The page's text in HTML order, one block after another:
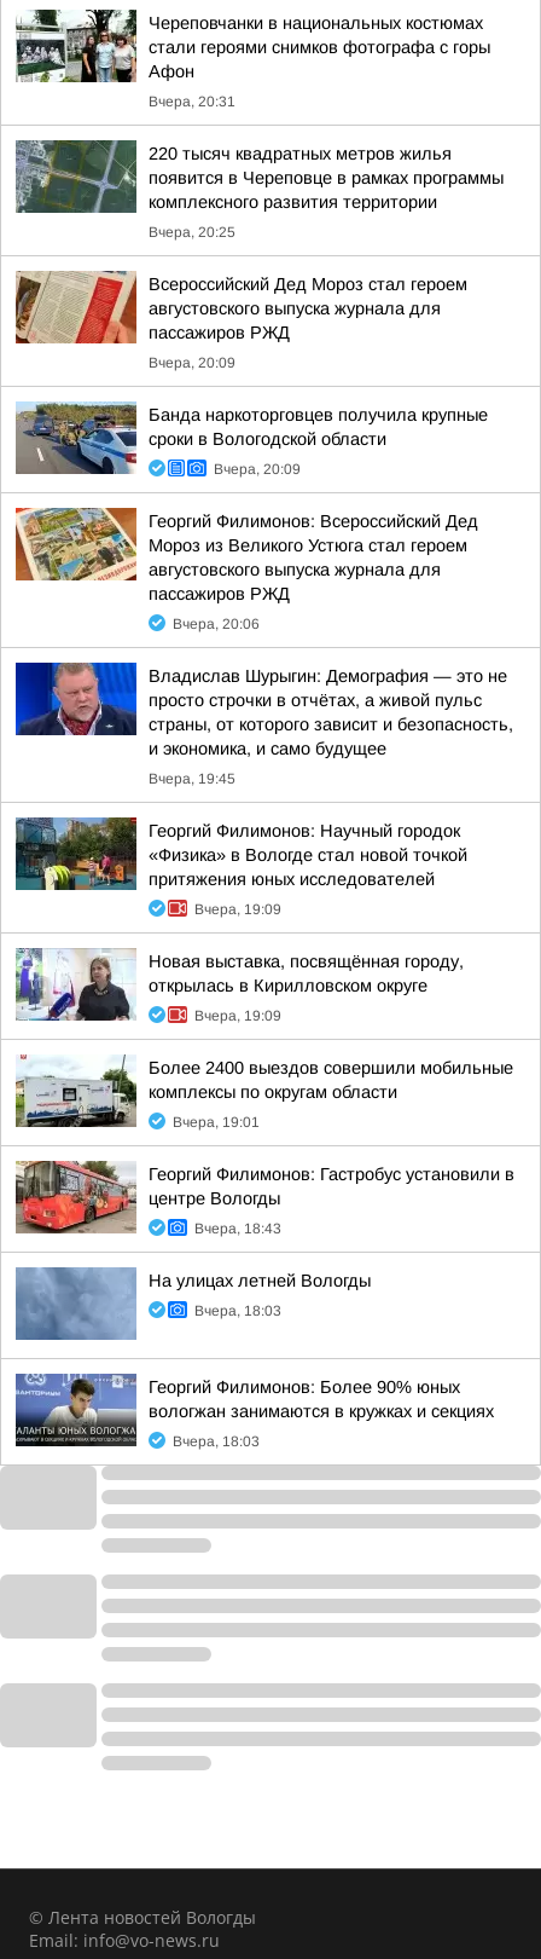
Череповчанки в национальных костюмах
стали героями снимков фотографа с горы
Афон
Вчера, 20:31
220 тысяч квадратных метров жилья
появится в Череповце в рамках программы
комплексного развития территории
Вчера, 20:25
Всероссийский Дед Мороз стал героем
августовского выпуска журнала для
пассажиров РЖД
Вчера, 20:09
Банда наркоторговцев получила крупные
сроки в Вологодской области
Вчера, 20:09
Георгий Филимонов: Всероссийский Дед
Мороз из Великого Устюга стал героем
августовского выпуска журнала для
пассажиров РЖД
Вчера, 20:06
Владислав Шурыгин: Демография — это не
просто строчки в отчётах, а живой пульс
страны, от которого зависит и безопасность,
и экономика, и само будущее
Вчера, 19:45
Георгий Филимонов: Научный городок
«Физика» в Вологде стал новой точкой
притяжения юных исследователей
Вчера, 19:09
Новая выставка, посвящённая городу,
открылась в Кирилловском округе
Вчера, 19:09
Более 2400 выездов совершили мобильные
комплексы по округам области
Вчера, 19:01
Георгий Филимонов: Гастробус установили в
центре Вологды
Вчера, 18:43
На улицах летней Вологды
Вчера, 18:03
Георгий Филимонов: Более 90% юных
вологжан занимаются в кружках и секциях
Вчера, 18:03
© Лента новостей Вологды
Email: info@vo-news.ru